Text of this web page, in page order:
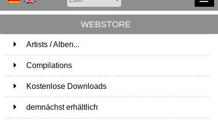
WEBSTORE
Artists / Alben...
Compilations
Kostenlose Downloads
demnächst erhältlich